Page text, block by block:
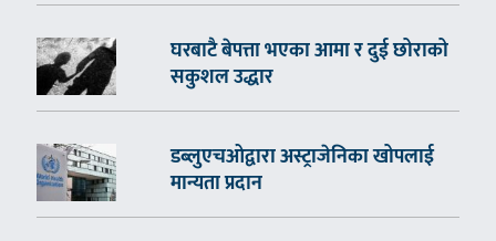
घरबाटै बेपत्ता भएका आमा र दुई छोराको
सकुशल उद्धार
डब्लुएचओद्वारा अस्ट्राजेनिका खोपलाई
मान्यता प्रदान